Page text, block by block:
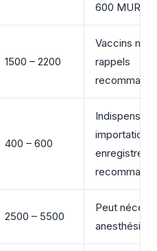
600 MUR
1500 – 2200
Vaccins
rappels
400 – 600
importation,
2500 – 5500
Peut
anesthésie